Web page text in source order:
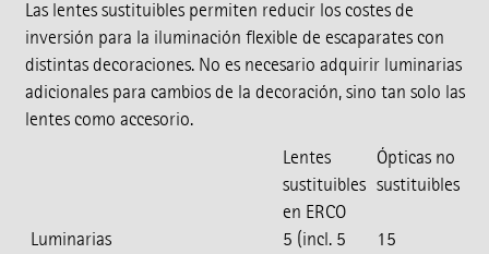
Las lentes sustituibles permiten reducir los costes de
inversión para la iluminación flexible de escaparates con
distintas decoraciones. No es necesario adquirir luminarias
adicionales para cambios de la decoración, sino tan solo las
lentes como accesorio.
Lentes
sustituibles
en ERCO
Ópticas no
sustituibles
Luminarias
5 (incl. 5
15